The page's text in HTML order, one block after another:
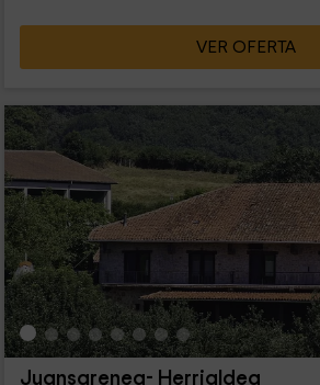
VER OFERTA
Juansarenea- Herrialdea